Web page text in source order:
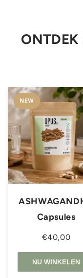
ONTDEK
NEW
Capsules
€40,00
NU WINKELEN